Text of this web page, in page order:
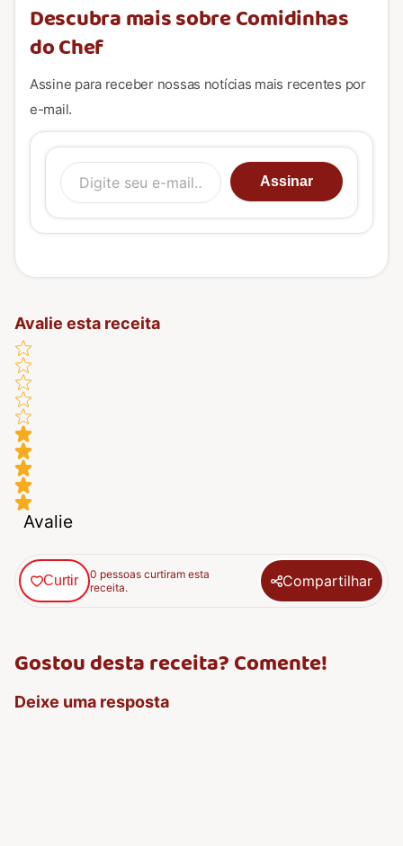
Descubra mais sobre Comidinhas
do Chef
Assine para receber nossas notícias mais recentes por
e-mail.
Digite seu e-mail…
Assinar
Avalie esta receita
Avalie
Curtir
0 pessoas curtiram esta
receita.
Compartilhar
Gostou desta receita? Comente!
Deixe uma resposta